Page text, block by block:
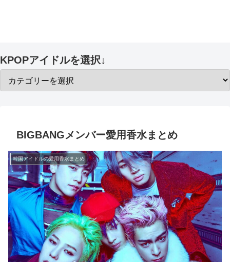
KPOPアイドルを選択↓
BIGBANGメンバー愛用香水まとめ
韓国アイドルの愛用香水まとめ